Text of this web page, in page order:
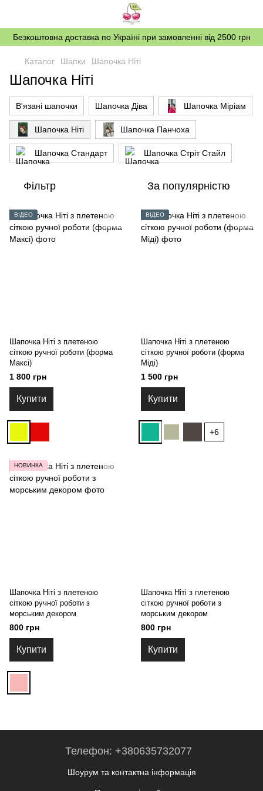
Безкоштовна доставка по Україні при замовленні від 2500 грн
Каталог Шапки Шапочка Ніті
Шапочка Ніті
В'язані шапочки Шапочка Діва Шапочка Міріам
Шапочка Ніті Шапочка Панчоха
Шапочка Стандарт Шапочка Стріт Стайл
Фільтр За популярністю
ВІДЕО
Шапочка Ніті з плетеною
сіткою ручної роботи (форма
Максі)
1 800 грн
Купити
ВІДЕО
Шапочка Ніті з плетеною
сіткою ручної роботи (форма
Міді)
1 500 грн
Купити
+6
НОВИНКА
Шапочка Ніті з плетеною
сіткою ручної роботи з
морським декором
800 грн
Купити
Шапочка Ніті з плетеною
сіткою ручної роботи з
морським декором
800 грн
Купити
Телефон: +380635732077
Шоурум та контактна інформація